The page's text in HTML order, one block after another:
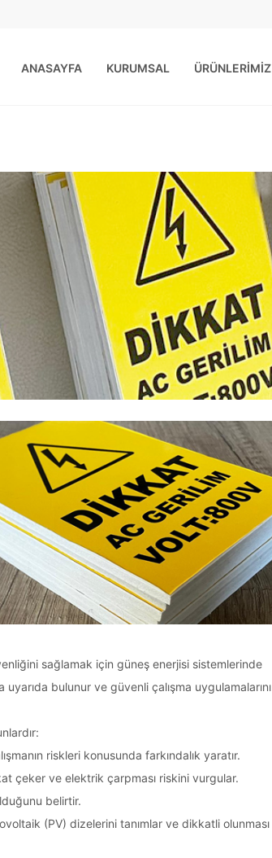
ANASAYFA KURUMSAL ÜRÜNLERİMİZ
sağlamak için güneş enerjisi sistemlerinde
bulunur ve güvenli çalışma uygulamalarını
riskleri konusunda farkındalık yaratır.
çeker ve elektrik çarpması riskini vurgular.
belirtir.
(PV) dizelerini tanımlar ve dikkatli olunması